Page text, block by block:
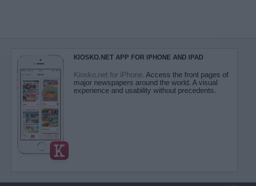
KIOSKO.NET APP FOR IPHONE AND IPAD
Kiosko.net for iPhone. Access the front pages of
major newspapers around the world. A visual
experience and usability without precedents.